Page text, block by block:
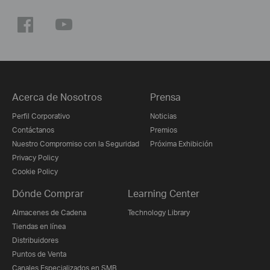
Acerca de Nosotros
Perfil Corporativo
Contáctanos
Nuestro Compromiso con la Seguridad
Privacy Policy
Cookie Policy
Prensa
Noticias
Premios
Próxima Exhibición
Dónde Comprar
Almacenes de Cadena
Tiendas en línea
Distribuidores
Puntos de Venta
Canales Especializados en SMB
Learning Center
Technology Library